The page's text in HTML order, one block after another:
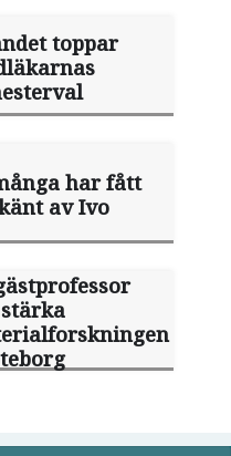
toppar
har fått
av Ivo